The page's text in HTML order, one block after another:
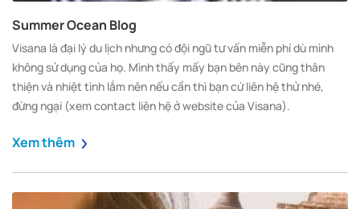
Summer Ocean Blog
Visana là đại lý du lịch nhưng có đội ngũ tư vấn miễn phí dù mình
không sử dụng của họ. Mình thấy mấy bạn bên này cũng thân
thiện và nhiệt tình lắm nên nếu cần thì bạn cứ liên hệ thử nhé,
đừng ngại (xem contact liên hệ ở website của Visana).
Xem thêm